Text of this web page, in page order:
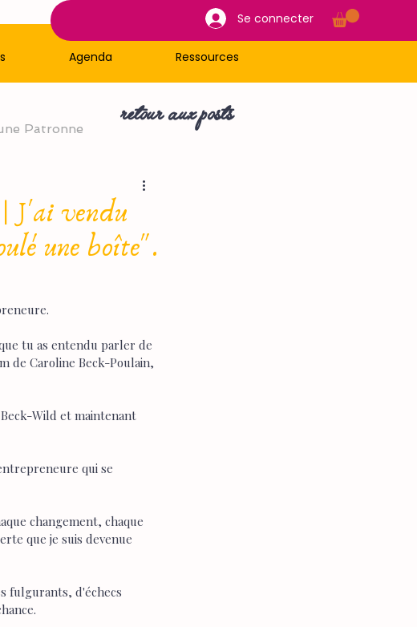
Agenda Ressources
Se connecter
Patronne
J'ai vendu
une boîte".
tu as entendu parler de
de Caroline Beck-Poulain,
Wild et maintenant
qui se
changement, chaque
que je suis devenue
fulgurants, d'échecs
retour aux posts